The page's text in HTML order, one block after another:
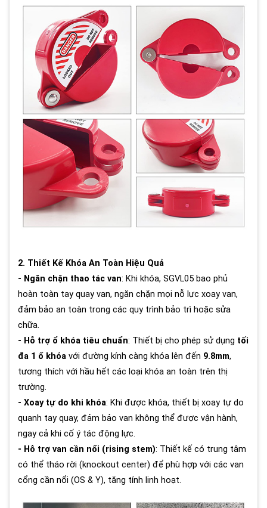
2. Thiết Kế Khóa An Toàn Hiệu Quả
- Ngăn chặn thao tác van: Khi khóa, SGVL05 bao phủ
hoàn toàn tay quay van, ngăn chặn mọi nỗ lực xoay van,
đảm bảo an toàn trong các quy trình bảo trì hoặc sửa
chữa.
- Hỗ trợ ổ khóa tiêu chuẩn: Thiết bị cho phép sử dụng tối
đa 1 ổ khóa với đường kính càng khóa lên đến 9.8mm,
tương thích với hầu hết các loại khóa an toàn trên thị
trường.
- Xoay tự do khi khóa: Khi được khóa, thiết bị xoay tự do
quanh tay quay, đảm bảo van không thể được vận hành,
ngay cả khi cố ý tác động lực.
- Hỗ trợ van cần nổi (rising stem): Thiết kế có trung tâm
có thể tháo rời (knockout center) để phù hợp với các van
cổng cần nổi (OS & Y), tăng tính linh hoạt.